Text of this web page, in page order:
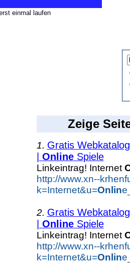
einmal laufen
Zeige
1. Gratis
OnlineSpiele
Linkeintrag! Internet
http://www.xn--
k=Internet&u=Onlin
2. Gratis
OnlineSpiele
Linkeintrag! Internet
http://www.xn--
k=Internet&u=Onlin